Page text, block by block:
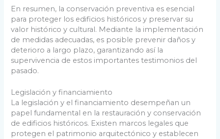
En resumen, la conservación preventiva es esencial
para proteger los edificios históricos y preservar su
valor histórico y cultural. Mediante la implementación
de medidas adecuadas, es posible prevenir daños y
deterioro a largo plazo, garantizando así la
supervivencia de estos importantes testimonios del
pasado.
Legislación y financiamiento
La legislación y el financiamiento desempeñan un
papel fundamental en la restauración y conservación
de edificios históricos. Existen marcos legales que
protegen el patrimonio arquitectónico y establecen